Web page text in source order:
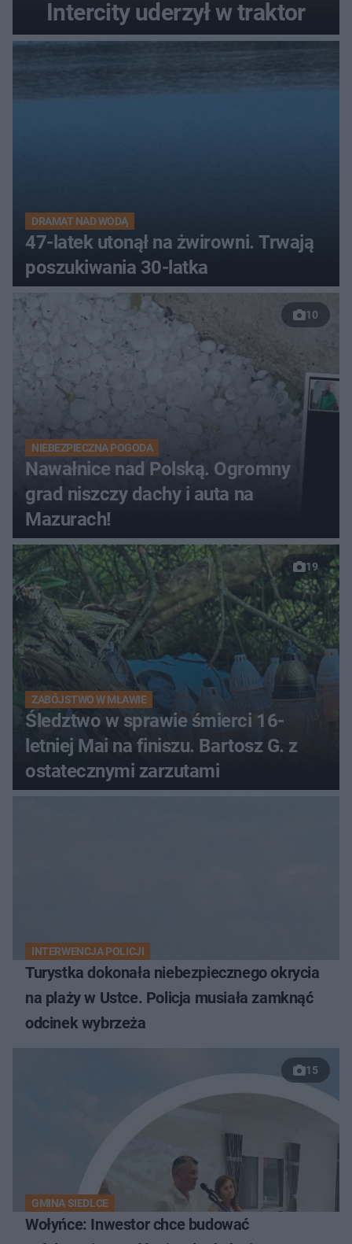
Intercity uderzył w traktor
DRAMAT NAD WODĄ
47-latek utonął na żwirowni. Trwają
poszukiwania 30-latka
10
NIEBEZPIECZNA POGODA
Nawałnice nad Polską. Ogromny
grad niszczy dachy i auta na
Mazurach!
19
ZABÓJSTWO W MŁAWIE
Śledztwo w sprawie śmierci 16-
letniej Mai na finiszu. Bartosz G. z
ostatecznymi zarzutami
INTERWENCJA POLICJI
Turystka dokonała niebezpiecznego okrycia
na plaży w Ustce. Policja musiała zamknąć
odcinek wybrzeża
15
GMINA SIEDLCE
Wołyńce: Inwestor chce budować